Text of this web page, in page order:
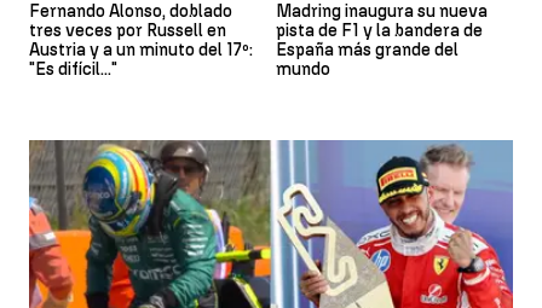
Fernando Alonso, doblado
tres veces por Russell en
Austria y a un minuto del 17º:
"Es difícil..."
Madring inaugura su nueva
pista de F1 y la bandera de
España más grande del
mundo